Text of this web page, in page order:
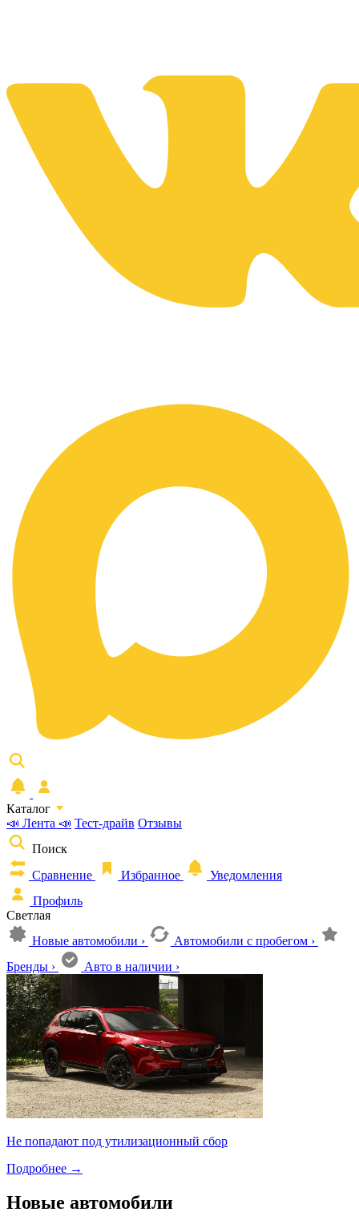
Каталог
📣 Лента 📣 Тест-драйв Отзывы
Поиск
Сравнение
Избранное
Уведомления
Профиль
Светлая
Новые автомобили › Автомобили с пробегом ›
Бренды › Авто в наличии ›
Не попадают под утилизационный сбор
Подробнее →
Новые автомобили